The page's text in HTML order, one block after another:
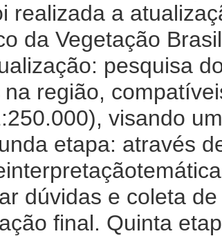
realizada a
da Vegetação
pesquisa
região,
visando
etapa: através
dúvidas e coleta
final. Quinta